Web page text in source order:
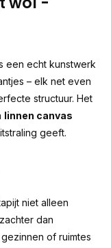
een echt kunstwerk
– elk net even
structuur. Het
linnen canvas
geeft.
niet alleen
dan
of ruimtes